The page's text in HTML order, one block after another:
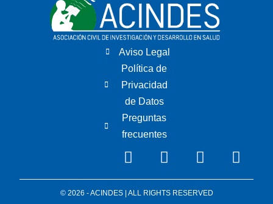
Aviso Legal
Política de
Privacidad
de Datos
Preguntas
frecuentes
© 2026 - ACINDES | ALL RIGHTS RESERVED